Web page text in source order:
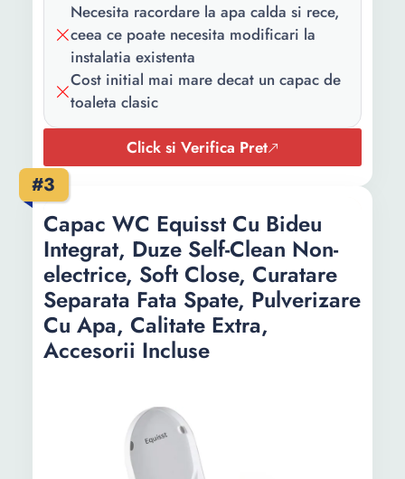
Necesita racordare la apa calda si rece,
ceea ce poate necesita modificari la
instalatia existenta
Cost initial mai mare decat un capac de
toaleta clasic
Click si Verifica Pret
#3
Capac WC Equisst Cu Bideu
Integrat, Duze Self-Clean Non-
electrice, Soft Close, Curatare
Separata Fata Spate, Pulverizare
Cu Apa, Calitate Extra,
Accesorii Incluse